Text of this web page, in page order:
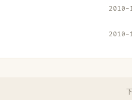
2010-
2010-